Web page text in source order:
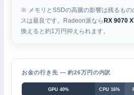
※ メモリとSSDの高騰の影響は残るもの
スは最良です。Radeon派ならRX 9070
換えると約1万円抑えられます。
お金の行き先 — 約26万円の内訳
GPU 40% CPU 16%